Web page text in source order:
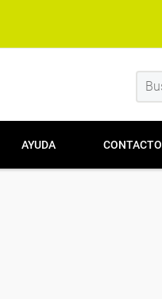
AYUDA CONTACTO